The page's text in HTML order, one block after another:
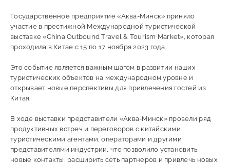
Государственное предприятие «Аква-Минск» приняло
участие в престижной Международной туристической
выставке «China Outbound Travel & Tourism Market», которая
проходила в Китае с 15 по 17 ноября 2023 года.
Это событие является важным шагом в развитии наших
туристических объектов на международном уровне и
открывает новые перспективы для привлечения гостей из
Китая.
В ходе выставки представители «Аква-Минск» провели ряд
продуктивных встреч и переговоров с китайскими
туристическими агентами, операторами и другими
представителями индустрии, что позволило установить
новые контакты, расширить сеть партнеров и привлечь новых